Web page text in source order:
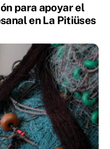
para apoyar el
en La Pitiüses